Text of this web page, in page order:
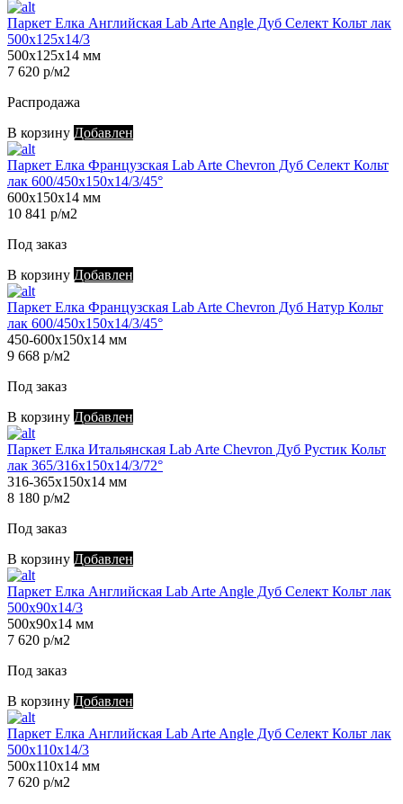
Паркет Елка Английская Lab Arte Angle Дуб Селект Кольт лак
500х125х14/3
500х125х14 мм
7 620 р/м2
Распродажа
В корзину Добавлен
Паркет Елка Французская Lab Arte Chevron Дуб Селект Кольт
лак 600/450х150х14/3/45°
600х150х14 мм
10 841 р/м2
Под заказ
В корзину Добавлен
Паркет Елка Французская Lab Arte Chevron Дуб Натур Кольт
лак 600/450х150х14/3/45°
450-600х150х14 мм
9 668 р/м2
Под заказ
В корзину Добавлен
Паркет Елка Итальянская Lab Arte Chevron Дуб Рустик Кольт
лак 365/316х150х14/3/72°
316-365х150х14 мм
8 180 р/м2
Под заказ
В корзину Добавлен
Паркет Елка Английская Lab Arte Angle Дуб Селект Кольт лак
500х90х14/3
500х90х14 мм
7 620 р/м2
Под заказ
В корзину Добавлен
Паркет Елка Английская Lab Arte Angle Дуб Селект Кольт лак
500х110х14/3
500х110х14 мм
7 620 р/м2